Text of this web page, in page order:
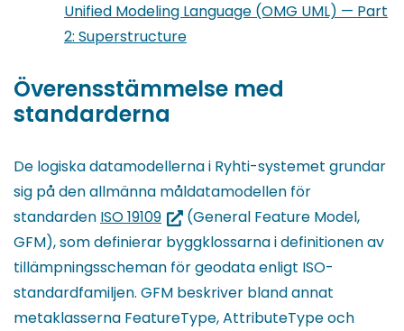
Unified Modeling Language (OMG UML) — Part
2: Superstructure
Överensstämmelse med
standarderna
De logiska datamodellerna i Ryhti-systemet grundar
sig på den allmänna måldatamodellen för
standarden ISO 19109(du
blir
omdirigerad
till
en
(General Feature Model,
GFM), som definierar byggklossarna i definitionen av
tillämpningsscheman för geodata enligt ISO-
standardfamiljen. GFM beskriver bland annat
metaklasserna FeatureType, AttributeType och